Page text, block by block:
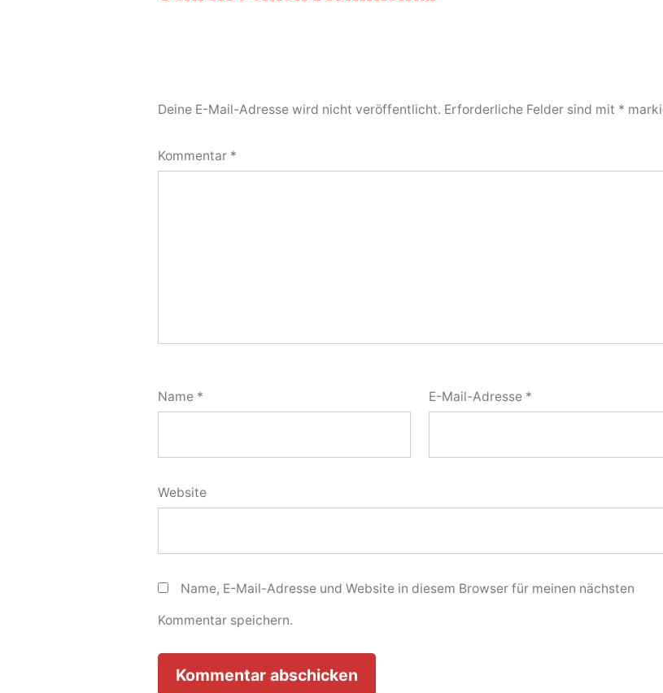
Deine E-Mail-Adresse wird nicht veröffentlicht. Erforderliche Felder sind mit *
Kommentar *
Name * E-Mail-Adresse *
Website
Name, E-Mail-Adresse und Website in diesem Browser für meinen nächsten
Kommentar speichern.